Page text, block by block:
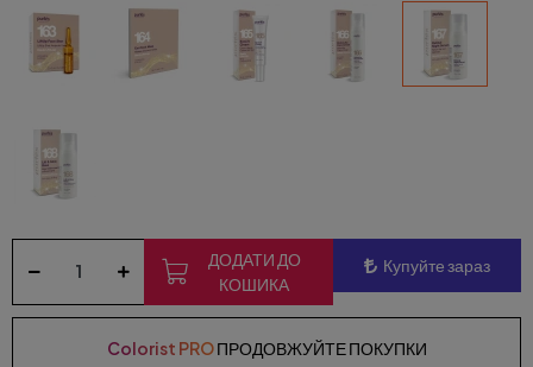
ДОДАТИ ДО
КОШИКА
Купуйте зараз
Colorist PROПРОДОВЖУЙТЕ ПОКУПКИ